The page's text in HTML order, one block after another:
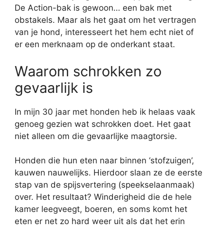
De Action-bak is gewoon… een bak met
obstakels. Maar als het gaat om het vertragen
van je hond, interesseert het hem echt niet of
er een merknaam op de onderkant staat.
Waarom schrokken zo
gevaarlijk is
In mijn 30 jaar met honden heb ik helaas vaak
genoeg gezien wat schrokken doet. Het gaat
niet alleen om die gevaarlijke maagtorsie.
Honden die hun eten naar binnen ‘stofzuigen’,
kauwen nauwelijks. Hierdoor slaan ze de eerste
stap van de spijsvertering (speekselaanmaak)
over. Het resultaat? Winderigheid die de hele
kamer leegveegt, boeren, en soms komt het
eten er net zo hard weer uit als dat het erin